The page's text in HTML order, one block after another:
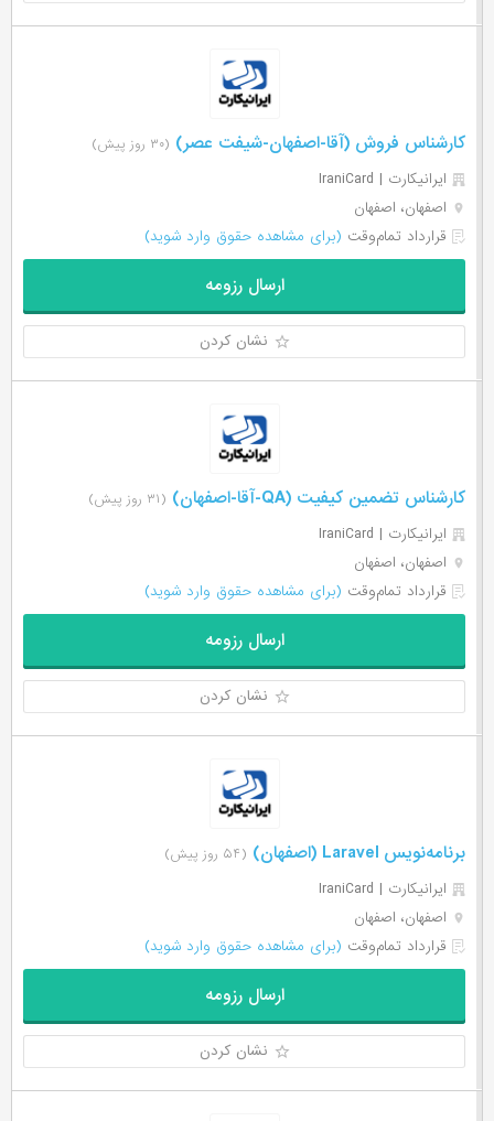
کارشناس فروش (آقا-اصفهان-شیفت عصر) (۳۰ روز پیش)
ایرانیکارت | IraniCard
اصفهان، اصفهان
قرارداد تمام‌وقت (برای مشاهده حقوق وارد شوید)
ارسال رزومه
نشان کردن
کارشناس تضمین کیفیت (QA-آقا-اصفهان) (۳۱ روز پیش)
ایرانیکارت | IraniCard
اصفهان، اصفهان
قرارداد تمام‌وقت (برای مشاهده حقوق وارد شوید)
ارسال رزومه
نشان کردن
برنامه‌نویس Laravel (اصفهان) (۵۴ روز پیش)
ایرانیکارت | IraniCard
اصفهان، اصفهان
قرارداد تمام‌وقت (برای مشاهده حقوق وارد شوید)
ارسال رزومه
نشان کردن